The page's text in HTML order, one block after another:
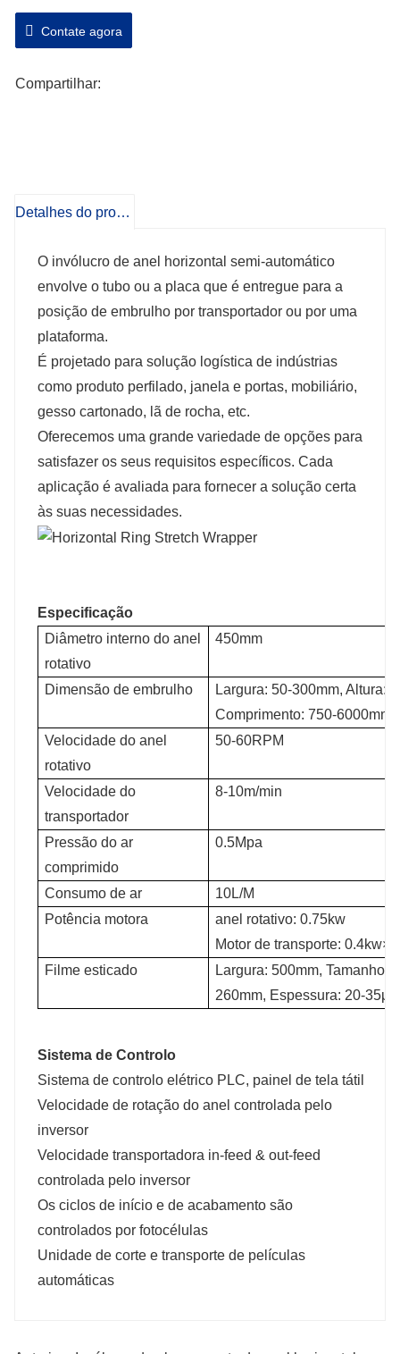
É projetado para solução logística de
indústrias como produto perfilado, janela e
portas, mobiliário, gesso cartonado, lã de
Contate agora
Compartilhar:
Detalhes do produto
O invólucro de anel horizontal semi-automático
envolve o tubo ou a placa que é entregue para a
posição de embrulho por transportador ou por uma
plataforma.
É projetado para solução logística de indústrias
como produto perfilado, janela e portas, mobiliário,
gesso cartonado, lã de rocha, etc.
Oferecemos uma grande variedade de opções para
satisfazer os seus requisitos específicos. Cada
aplicação é avaliada para fornecer a solução certa
às suas necessidades.
Especificação
Diâmetro interno do anel
rotativo
450mm
Dimensão de embrulho
Largura: 50-300mm, Altura:
Comprimento: 750-
Velocidade do anel
rotativo
50-60RPM
Velocidade do
transportador
8-10m/min
Pressão do ar
comprimido
0.5Mpa
Consumo de ar
10L/M
Potência motora
anel rotativo: 0.75kw
Motor de transporte: 0.4kw×2
Filme esticado
Largura: 500mm, Tamanho
260mm, Espessura: 20-35μm
Sistema de Controlo
Sistema de controlo elétrico PLC, painel de tela tátil
Velocidade de rotação do anel controlada pelo
inversor
Velocidade transportadora in-feed & out-feed
controlada pelo inversor
Os ciclos de início e de acabamento são
controlados por fotocélulas
Unidade de corte e transporte de películas
automáticas